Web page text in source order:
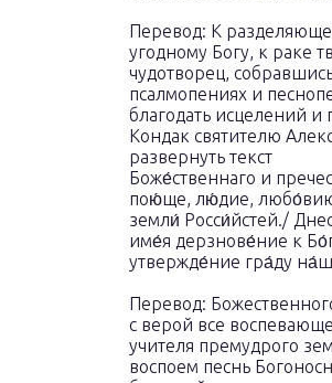
Перевод: К
угодному Богу, к раке
чудотворец,
псалмопениях и
благодать исцелений и
Кондак святителю
развернуть текст
Боже́ственнаго и
пою́ще, лю́дие, любо́вию
земли́ Росси́йстей./
име́я дерзнове́ние к
утвержде́ние гра́ду
Перевод:
с верой все
учителя премудрого
воспоем песнь